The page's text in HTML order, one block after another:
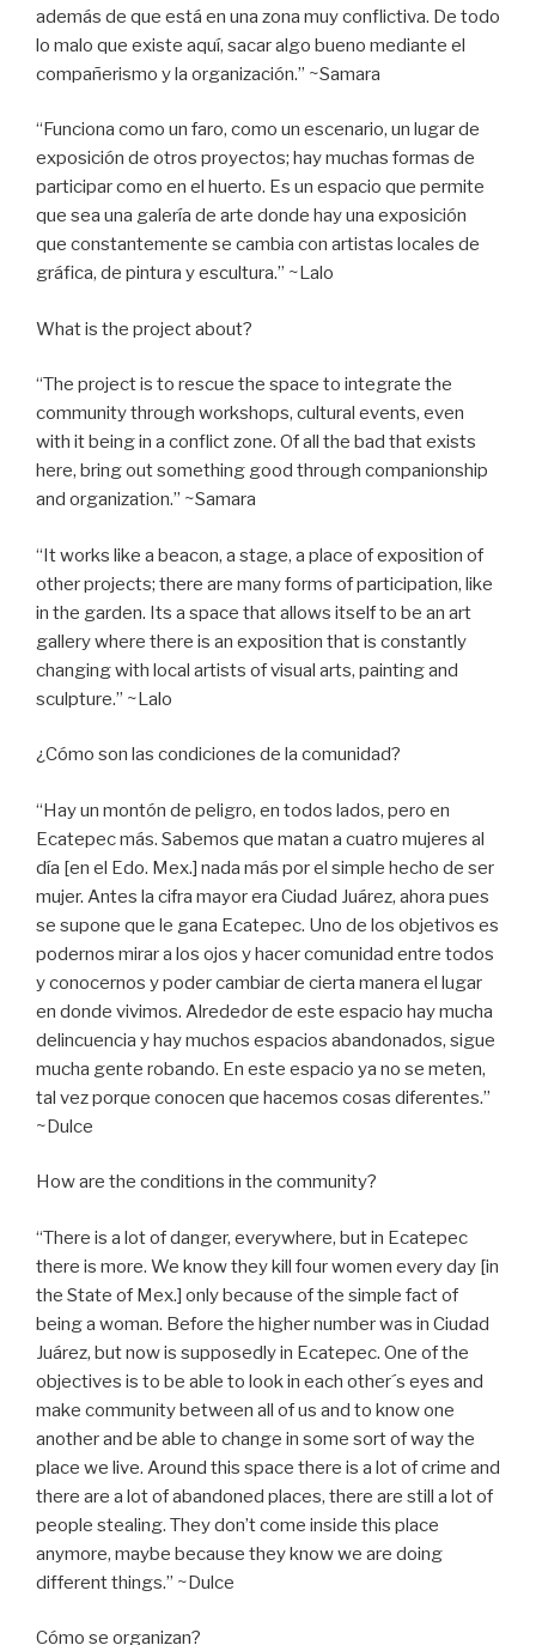
además de que está en una zona muy conflictiva. De todo
lo malo que existe aquí, sacar algo bueno mediante el
compañerismo y la organización.” ~Samara
“Funciona como un faro, como un escenario, un lugar de
exposición de otros proyectos; hay muchas formas de
participar como en el huerto. Es un espacio que permite
que sea una galería de arte donde hay una exposición
que constantemente se cambia con artistas locales de
gráfica, de pintura y escultura.” ~Lalo
What is the project about?
“The project is to rescue the space to integrate the
community through workshops, cultural events, even
with it being in a conflict zone. Of all the bad that exists
here, bring out something good through companionship
and organization.” ~Samara
“It works like a beacon, a stage, a place of exposition of
other projects; there are many forms of participation, like
in the garden. Its a space that allows itself to be an art
gallery where there is an exposition that is constantly
changing with local artists of visual arts, painting and
sculpture.” ~Lalo
¿Cómo son las condiciones de la comunidad?
“Hay un montón de peligro, en todos lados, pero en
Ecatepec más. Sabemos que matan a cuatro mujeres al
día [en el Edo. Mex.] nada más por el simple hecho de ser
mujer. Antes la cifra mayor era Ciudad Juárez, ahora pues
se supone que le gana Ecatepec. Uno de los objetivos es
podernos mirar a los ojos y hacer comunidad entre todos
y conocernos y poder cambiar de cierta manera el lugar
en donde vivimos. Alrededor de este espacio hay mucha
delincuencia y hay muchos espacios abandonados, sigue
mucha gente robando. En este espacio ya no se meten,
tal vez porque conocen que hacemos cosas diferentes.”
~Dulce
How are the conditions in the community?
“There is a lot of danger, everywhere, but in Ecatepec
there is more. We know they kill four women every day [in
the State of Mex.] only because of the simple fact of
being a woman. Before the higher number was in Ciudad
Juárez, but now is supposedly in Ecatepec. One of the
objectives is to be able to look in each other´s eyes and
make community between all of us and to know one
another and be able to change in some sort of way the
place we live. Around this space there is a lot of crime and
there are a lot of abandoned places, there are still a lot of
people stealing. They don’t come inside this place
anymore, maybe because they know we are doing
different things.” ~Dulce
Cómo se organizan?